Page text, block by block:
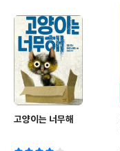
고양이는 너무해